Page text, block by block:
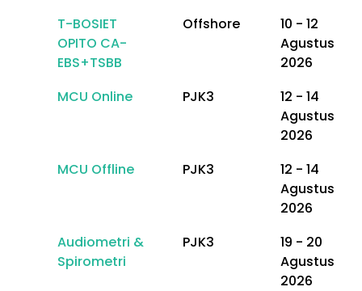
T-BOSIET
OPITO CA-
EBS+TSBB
Offshore
10 - 12
Agustus
2026
MCU Online
PJK3
12 - 14
Agustus
2026
MCU Offline
PJK3
12 - 14
Agustus
2026
Audiometri &
Spirometri
PJK3
19 - 20
Agustus
2026